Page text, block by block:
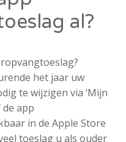
al?
het jaar uw
te wijzigen via ‘Mijn
app
in de Apple Store
toeslag u als ouder